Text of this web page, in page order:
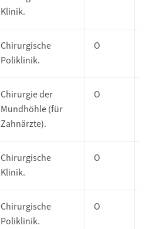
Klinik.
Chirurgische
Poliklinik.
O
Chirurgie der
Mundhöhle (für
Zahnärzte).
O
Chirurgische
Klinik.
O
Chirurgische
Poliklinik.
O